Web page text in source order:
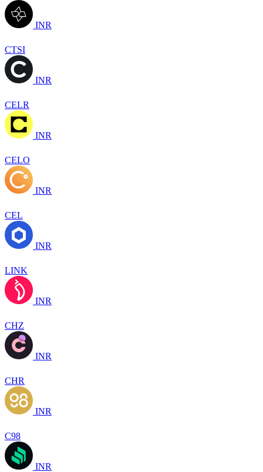
INR
CTSI
INR
CELR
INR
CELO
INR
CEL
INR
LINK
INR
CHZ
INR
CHR
INR
C98
INR